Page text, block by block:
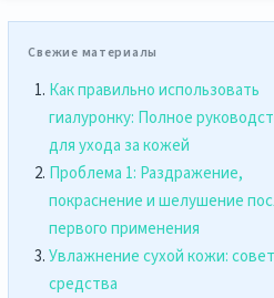
Свежие материалы
Как правильно использовать
гиалуронку: Полное
для ухода за кожей
Проблема 1: Раздражение,
покраснение и шелушение
первого применения
Увлажнение сухой кожи:
средства